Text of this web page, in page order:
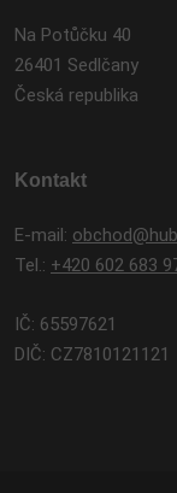
Na Potůčku 40
26401 Sedlčany
Česká republika
Kontakt
E-mail:
Tel.: +420 602 683
IČ: 65597621
DIČ: CZ7810121121